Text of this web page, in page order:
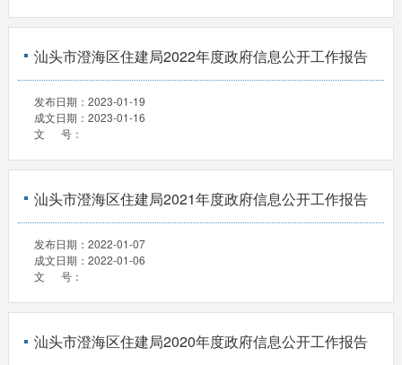
汕头市澄海区住建局2022年度政府信息公开工作报告
发布日期： 2023-01-19
成文日期： 2023-01-16
文 号：
汕头市澄海区住建局2021年度政府信息公开工作报告
发布日期： 2022-01-07
成文日期： 2022-01-06
文 号：
汕头市澄海区住建局2020年度政府信息公开工作报告